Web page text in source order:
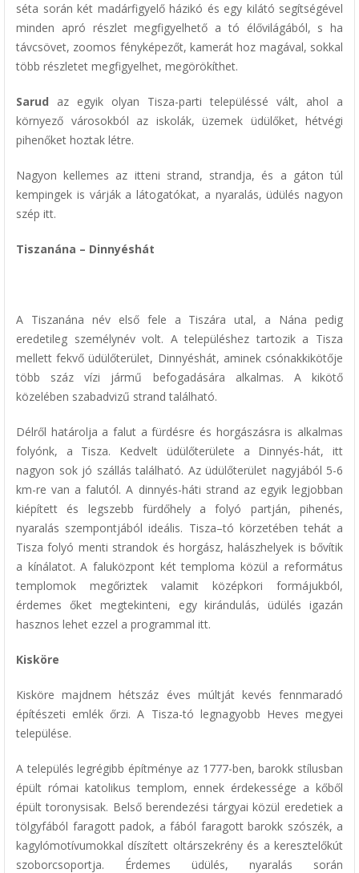
séta során két madárfigyelő házikó és egy kilátó segítségével
minden apró részlet megfigyelhető a tó élővilágából, s ha
távcsövet, zoomos fényképezőt, kamerát hoz magával, sokkal
több részletet megfigyelhet, megörökíthet.
Sarud az egyik olyan Tisza-parti településsé vált, ahol a
környező városokból az iskolák, üzemek üdülőket, hétvégi
pihenőket hoztak létre.
Nagyon kellemes az itteni strand, strandja, és a gáton túl
kempingek is várják a látogatókat, a nyaralás, üdülés nagyon
szép itt.
Tiszanána – Dinnyéshát
A Tiszanána név első fele a Tiszára utal, a Nána pedig
eredetileg személynév volt. A településhez tartozik a Tisza
mellett fekvő üdülőterület, Dinnyéshát, aminek csónakkikötője
több száz vízi jármű befogadására alkalmas. A kikötő
közelében szabadvizű strand található.
Délről határolja a falut a fürdésre és horgászásra is alkalmas
folyónk, a Tisza. Kedvelt üdülőterülete a Dinnyés-hát, itt
nagyon sok jó szállás található. Az üdülőterület nagyjából 5-6
km-re van a falutól. A dinnyés-háti strand az egyik legjobban
kiépített és legszebb fürdőhely a folyó partján, pihenés,
nyaralás szempontjából ideális. Tisza–tó körzetében tehát a
Tisza folyó menti strandok és horgász, halászhelyek is bővítik
a kínálatot. A faluközpont két temploma közül a református
templomok megőriztek valamit középkori formájukból,
érdemes őket megtekinteni, egy kirándulás, üdülés igazán
hasznos lehet ezzel a programmal itt.
Kisköre
Kisköre majdnem hétszáz éves múltját kevés fennmaradó
építészeti emlék őrzi. A Tisza-tó legnagyobb Heves megyei
települése.
A település legrégibb építménye az 1777-ben, barokk stílusban
épült római katolikus templom, ennek érdekessége a kőből
épült toronysisak. Belső berendezési tárgyai közül eredetiek a
tölgyfából faragott padok, a fából faragott barokk szószék, a
kagylómotívumokkal díszített oltárszekrény és a keresztelőkút
szoborcsoportja. Érdemes üdülés, nyaralás során